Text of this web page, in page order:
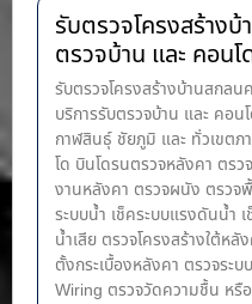
รับตรวจโครงสร้าง
ตรวจบ้าน และ คอนโ
รับตรวจโครงสร้างบ้านสกล
บริการรับตรวจบ้าน และ คอ
กาฬสินธุ์ ชัยภูมิ และ ทั่วเขต
โด บินโดรนตรวจหลังคา ตรว
งานหลังคา ตรวจผนัง ตรวจ
ระบบน้ำ เช็คระบบแรงดันน้ำ
น้ำ​เสีย ตรวจโครงสร้างใต้ห
ตั้งกระเบื้องหลังคา ตรวจระ
Wiring ตรวจวัดความชื้น หรื